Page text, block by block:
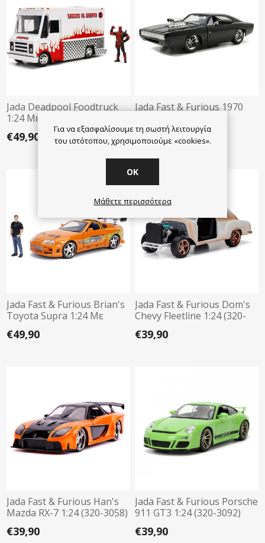
Jada Deadpool Foodtruck
1:24 Με Φιγούρα (322-
€49,90
Jada Fast & Furious 1970
€39,90
Jada Fast & Furious Brian's
Toyota Supra 1:24 Με
€49,90
Jada Fast & Furious Dom's
Chevy Fleetline 1:24 (320-
€39,90
Jada Fast & Furious Han's
Mazda RX-7 1:24 (320-3058)
€39,90
Jada Fast & Furious Porsche
911 GT3 1:24 (320-3092)
€39,90
Για να εξασφαλίσουμε τη σωστή λειτουργία
του ιστότοπου, χρησιμοποιούμε «cookies».
OK
Μάθετε περισσότερα